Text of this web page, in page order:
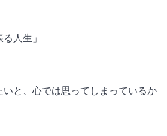
人生」
いと、心では思ってしまっているか